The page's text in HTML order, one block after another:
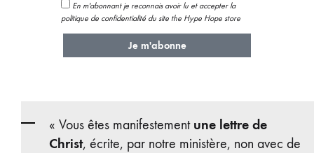
En m'abonnant je reconnais avoir lu et accepter la
politique de confidentialité du site the Hype Hope store
Je m'abonne
« Vous êtes manifestement une lettre de
Christ, écrite, par notre ministère, non avec de